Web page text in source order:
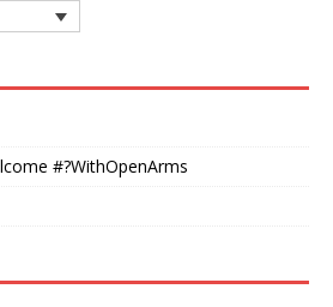
#?WithOpenArms